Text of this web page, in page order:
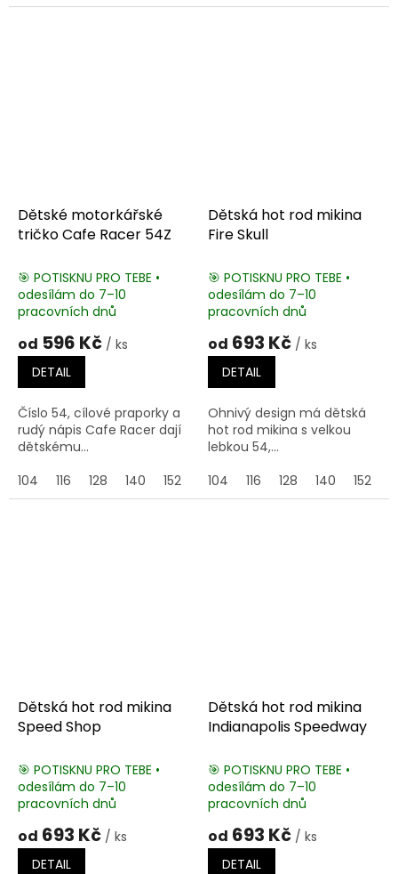
Dětské motorkářské
tričko Cafe Racer 54Z
🎯 POTISKNU PRO TEBE •
odesílám do 7–10
pracovních dnů
od 596 Kč / ks
DETAIL
Číslo 54, cílové praporky a
rudý nápis Cafe Racer dají
dětskému...
104
116 128 140 152 164
Dětská hot rod mikina
Fire Skull
🎯 POTISKNU PRO TEBE •
odesílám do 7–10
pracovních dnů
od 693 Kč / ks
DETAIL
Ohnivý design má dětská
hot rod mikina s velkou
lebkou 54,...
104
116 128 140 152
Dětská hot rod mikina
Speed Shop
🎯 POTISKNU PRO TEBE •
odesílám do 7–10
pracovních dnů
od 693 Kč / ks
DETAIL
Dětská hot rod mikina
Indianapolis Speedway
🎯 POTISKNU PRO TEBE •
odesílám do 7–10
pracovních dnů
od 693 Kč / ks
DETAIL